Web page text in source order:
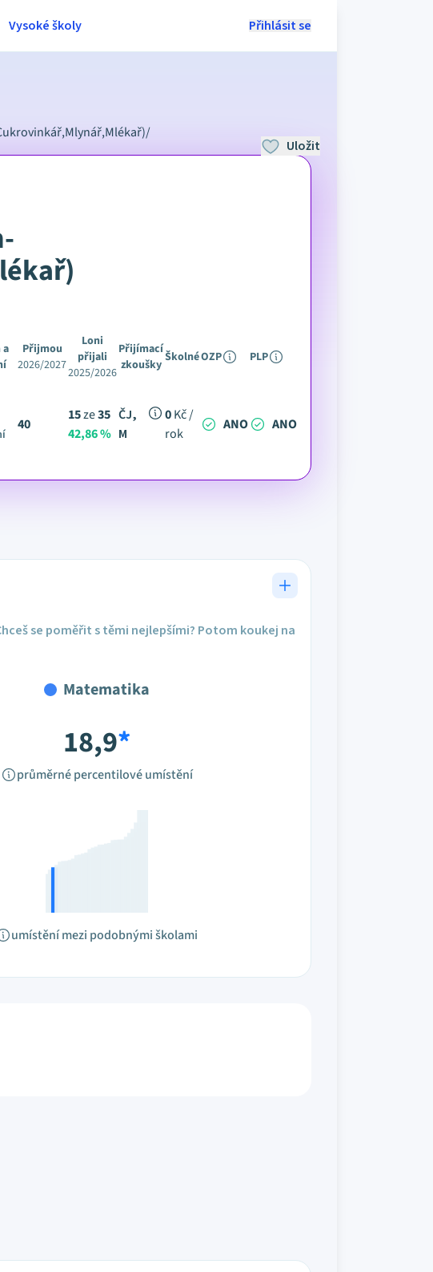
Přihlásit se
Vysoké školy
/
Přijmou
2026/2027
Loni
přijali
2025/2026
Přijímací
zkoušky ŠkolnéOZP PLP
40
15ze35
42,86 %
ČJ,
M
0Kč /
rok
ANO ANO
Uložit
se poměřit s těmi nejlepšími? Potom koukej na
Matematika
18,9*
průměrné percentilové umístění
umístění mezi podobnými školami